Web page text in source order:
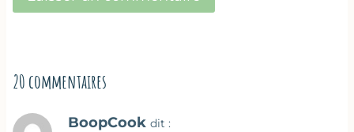
20 commentaires
BoopCook dit :